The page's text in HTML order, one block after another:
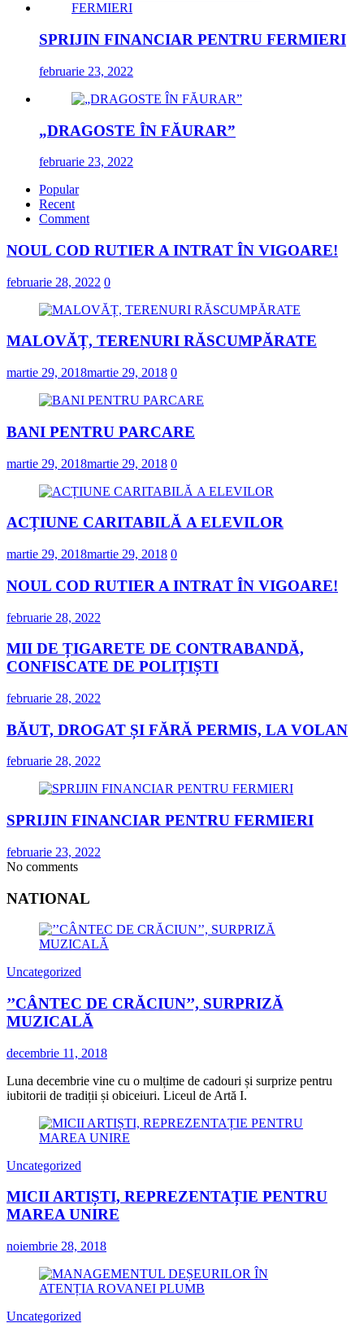
SPRIJIN FINANCIAR PENTRU FERMIERI
februarie 23, 2022
„DRAGOSTE ÎN FĂURAR”
februarie 23, 2022
Popular
Recent
Comment
NOUL COD RUTIER A INTRAT ÎN VIGOARE!
februarie 28, 2022 0
MALOVĂȚ, TERENURI RĂSCUMPĂRATE
martie 29, 2018martie 29, 2018 0
BANI PENTRU PARCARE
martie 29, 2018martie 29, 2018 0
ACȚIUNE CARITABILĂ A ELEVILOR
martie 29, 2018martie 29, 2018 0
NOUL COD RUTIER A INTRAT ÎN VIGOARE!
februarie 28, 2022
MII DE ȚIGARETE DE CONTRABANDĂ,
CONFISCATE DE POLIȚIȘTI
februarie 28, 2022
BĂUT, DROGAT ȘI FĂRĂ PERMIS, LA VOLAN
februarie 28, 2022
SPRIJIN FINANCIAR PENTRU FERMIERI
februarie 23, 2022
No comments
NATIONAL
Uncategorized
’’CÂNTEC DE CRĂCIUN’’, SURPRIZĂ
MUZICALĂ
decembrie 11, 2018
Luna decembrie vine cu o mulțime de cadouri și surprize pentru
iubitorii de tradiții și obiceiuri. Liceul de Artă I.
Uncategorized
MICII ARTIȘTI, REPREZENTAȚIE PENTRU
MAREA UNIRE
noiembrie 28, 2018
Uncategorized